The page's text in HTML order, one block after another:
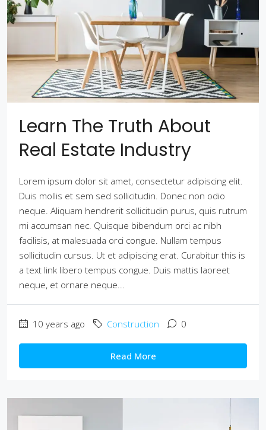
Learn The Truth About
Real Estate Industry
Lorem ipsum dolor sit amet, consectetur adipiscing elit.
Duis mollis et sem sed sollicitudin. Donec non odio
neque. Aliquam hendrerit sollicitudin purus, quis rutrum
mi accumsan nec. Quisque bibendum orci ac nibh
facilisis, at malesuada orci congue. Nullam tempus
sollicitudin cursus. Ut et adipiscing erat. Curabitur this is
a text link libero tempus congue. Duis mattis laoreet
neque, et ornare neque...
10 years ago Construction 0
Read More